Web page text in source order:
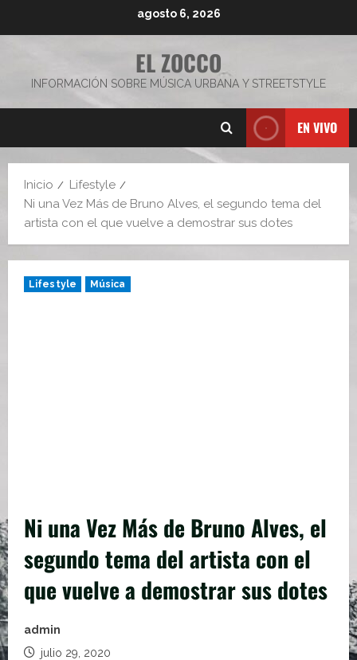
agosto 6, 2026
EL ZOCCO
INFORMACIÓN SOBRE MÚSICA URBANA Y STREETSTYLE
EN VIVO
Inicio
Lifestyle
Ni una Vez Más de Bruno Alves, el segundo tema del
artista con el que vuelve a demostrar sus dotes
Lifestyle Música
Ni una Vez Más de Bruno Alves, el
segundo tema del artista con el
que vuelve a demostrar sus dotes
admin
julio 29, 2020